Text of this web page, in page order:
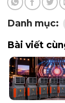
Danh mục:
Bài viết